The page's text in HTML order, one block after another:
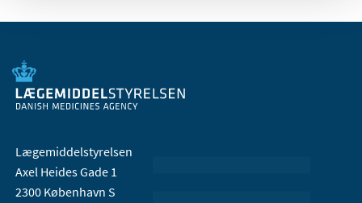
Lægemiddelstyrelsen
Axel Heides Gade 1
2300 København S